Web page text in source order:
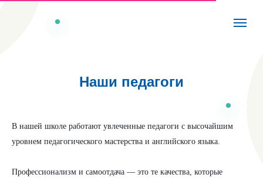
Наши педагоги
В нашей школе работают увлеченные педагоги с высочайшим
уровнем педагогического мастерства и английского языка.
Профессионализм и самоотдача — это те качества, которые